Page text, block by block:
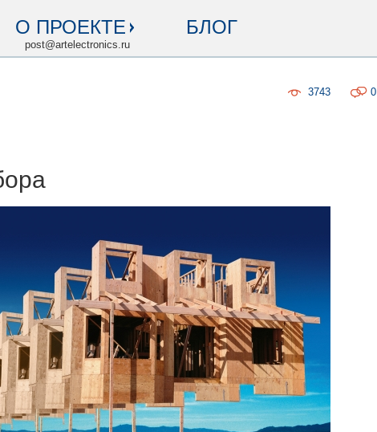
О ПРОЕКТЕ
post@artelectronics.ru
БЛОГ
0
3743